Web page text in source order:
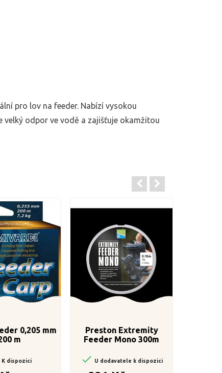
pro lov na feeder. Nabízí vysokou
velký odpor ve vodě a zajišťuje okamžitou
0,205 mm
m
K dispozici
Preston Extremity
Feeder Mono 300m
 U dodavatele k dispozici